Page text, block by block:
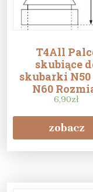
T4All
skubiące
skubarki N50
N60
palców
Długie
6,90zł
zobacz